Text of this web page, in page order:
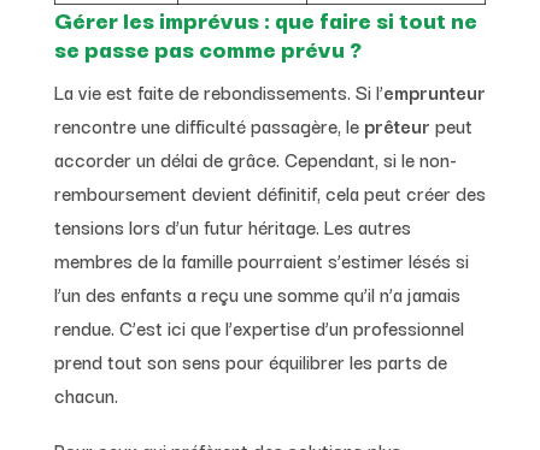
Gérer les imprévus : que faire si tout ne
se passe pas comme prévu ?
La vie est faite de rebondissements. Si l’emprunteur
rencontre une difficulté passagère, le prêteur peut
accorder un délai de grâce. Cependant, si le non-
remboursement devient définitif, cela peut créer des
tensions lors d’un futur héritage. Les autres
membres de la famille pourraient s’estimer lésés si
l’un des enfants a reçu une somme qu’il n’a jamais
rendue. C’est ici que l’expertise d’un professionnel
prend tout son sens pour équilibrer les parts de
chacun.